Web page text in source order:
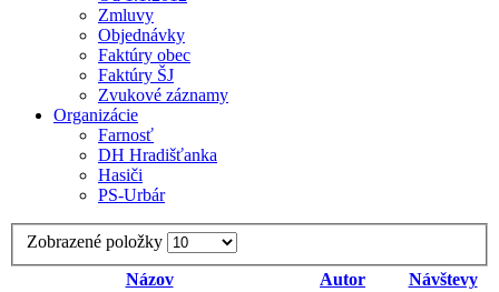
Zmluvy
Objednávky
Faktúry obec
Faktúry ŠJ
Zvukové záznamy
Organizácie
Farnosť
DH Hradišťanka
Hasiči
PS-Urbár
Zobrazené položky
Názov
Autor
Návštevy